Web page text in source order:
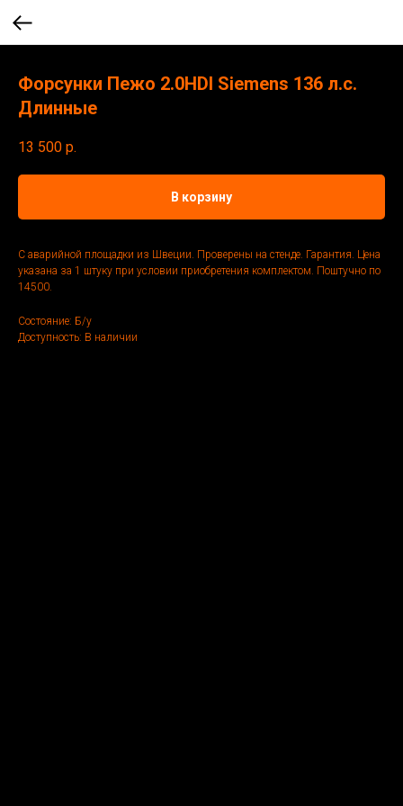
Форсунки Пежо 2.0HDI Siemens 136 л.с.
Длинные
13 500 р.
В корзину
С аварийной площадки из Швеции. Проверены на стенде. Гарантия. Цена
указана за 1 штуку при условии приобретения комплектом. Поштучно по
14500.
Состояние: Б/у
Доступность: В наличии